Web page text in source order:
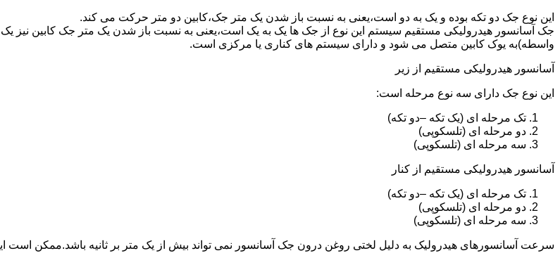
این نوع جک دو تکه بوده و یک به دو است،یعنی به نسبت باز شدن یک متر جک،کابین دو متر حرکت می کند.
جک آسانسور هیدرولیکی مستقیم سیستم این نوع از جک ها یک به یک است،یعنی به نسبت باز شدن یک متر جک کابین نیز
واسطه)به یوک کابین متصل می شود و دارای سیستم های کناری یا مرکزی است.
آسانسور هیدرولیکی مستقیم از زیر
این نوع جک دارای سه نوع مرحله است:
تک مرحله ای (یک تکه –دو تکه)
دو مرحله ای (تلسکوپی)
سه مرحله ای (تلسکوپی)
آسانسور هیدرولیکی مستقیم از کنار
تک مرحله ای (یک تکه –دو تکه)
دو مرحله ای (تلسکوپی)
سه مرحله ای (تلسکوپی)
سرعت آسانسورهای هیدرولیک به دلیل لختی روغن درون جک آسانسور نمی تواند بیش از یک متر بر ثانیه باشد.ممکن است